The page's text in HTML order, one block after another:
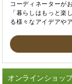
コーディネーターが
「暮らしはもっと楽
る様々なアイデアや
オンラインショッ